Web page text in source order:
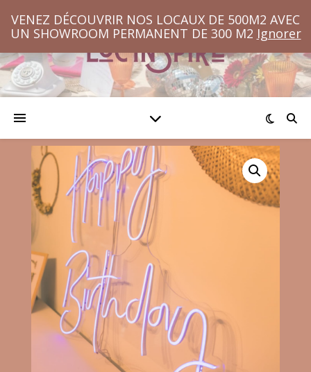
VENEZ DÉCOUVRIR NOS LOCAUX DE 500M2 AVEC
UN SHOWROOM PERMANENT DE 300 M2 Ignorer